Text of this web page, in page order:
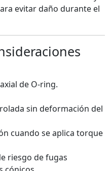
evitar daño durante el
de O-ring.
sin deformación del
cuando se aplica torque
riesgo de fugas